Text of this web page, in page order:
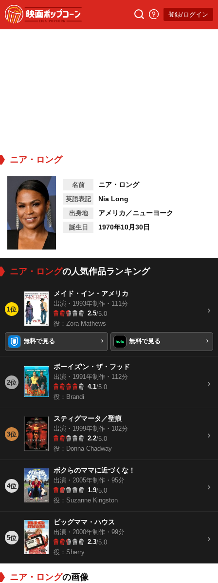
登録/ログイン
ニア・ロング
名前 ニア・ロング
英語表記 Nia Long
出身地 アメリカ／ニューヨーク
誕生日 1970年10月30日
ニア・ロングの人気作品ランキング
1位
メイド・イン・アメリカ
出演・1993年制作・111分
2.5/5.0
役：Zora Mathews
無料で見る 無料で見る
2位
ボーイズ'ン・ザ・フッド
出演・1991年制作・112分
4.1/5.0
役：Brandi
3位
スティグマータ／聖痕
出演・1999年制作・102分
2.2/5.0
役：Donna Chadway
4位
ボクらのママに近づくな！
出演・2005年制作・95分
1.9/5.0
役：Suzanne Kingston
5位
ビッグママ・ハウス
出演・2000年制作・99分
2.3/5.0
役：Sherry
ニア・ロングの画像